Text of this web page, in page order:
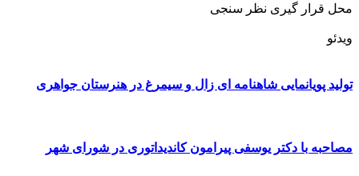
محل قرار گیری نظر سنجی
ویدئو
تولید پویانمایی شاهنامه ای زال و سیمرغ در هنرستان جواهری
مصاحبه با دکتر یوسفی پیرامون کاندیداتوری در شورای شهر